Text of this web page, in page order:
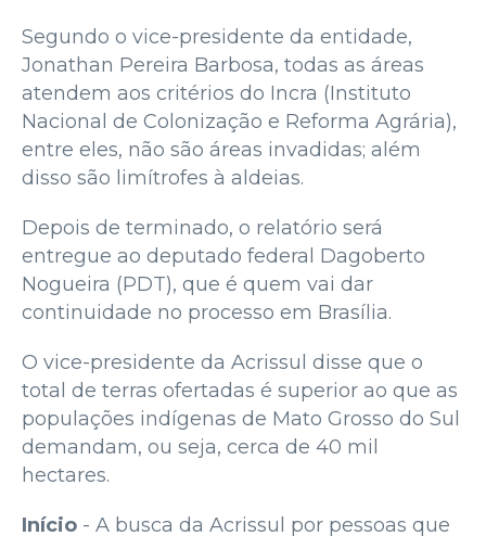
Segundo o vice-presidente da entidade,
Jonathan Pereira Barbosa, todas as áreas
atendem aos critérios do Incra (Instituto
Nacional de Colonização e Reforma Agrária),
entre eles, não são áreas invadidas; além
disso são limítrofes à aldeias.
Depois de terminado, o relatório será
entregue ao deputado federal Dagoberto
Nogueira (PDT), que é quem vai dar
continuidade no processo em Brasília.
O vice-presidente da Acrissul disse que o
total de terras ofertadas é superior ao que as
populações indígenas de Mato Grosso do Sul
demandam, ou seja, cerca de 40 mil
hectares.
Início - A busca da Acrissul por pessoas que